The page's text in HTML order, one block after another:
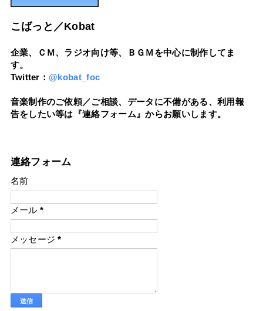
こばっと／Kobat
企業、ＣＭ、ラジオ向け等、ＢＧＭを中心に制作してま
す。
Twitter： @kobat_foc
音楽制作のご依頼／ご相談、データに不備がある、利用報
告をしたい等は『連絡フォーム』からお願いします。
連絡フォーム
名前
メール *
メッセージ*